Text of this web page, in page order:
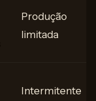
Produção
limitada
Intermitente